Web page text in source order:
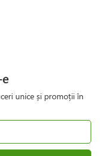
unice și promoții în